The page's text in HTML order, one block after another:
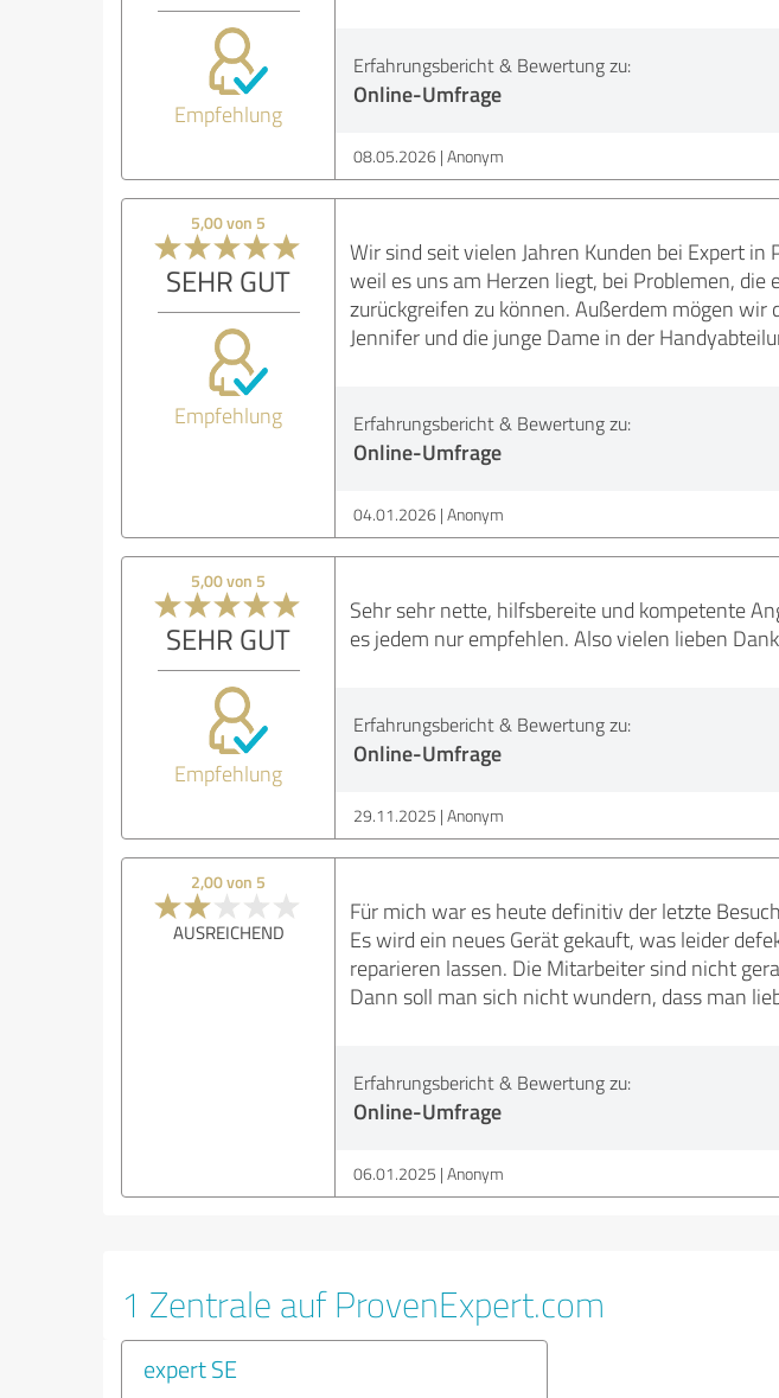
Empfehlung
Erfahrungsbericht & Bewertung zu:
Online-Umfrage
08.05.2026 Anonym
5,00 von 5
SEHR GUT
Empfehlung
Wir sind seit vielen Jahren Kunden bei Expert
weil es uns am Herzen liegt, bei Problemen,
zurückgreifen zu können. Außerdem mögen
Jennifer und die junge Dame in der
Erfahrungsbericht & Bewertung zu:
Online-Umfrage
04.01.2026 Anonym
5,00 von 5
SEHR GUT
Empfehlung
Sehr sehr nette, hilfsbereite und kompetente
es jedem nur empfehlen. Also vielen lieben
Erfahrungsbericht & Bewertung zu:
Online-Umfrage
29.11.2025 Anonym
2,00 von 5
AUSREICHEND
Für mich war es heute definitiv der letzte
Es wird ein neues Gerät gekauft, was leider
reparieren lassen. Die Mitarbeiter sind nicht
Dann soll man sich nicht wundern, dass man
Erfahrungsbericht & Bewertung zu:
Online-Umfrage
06.01.2025 Anonym
1 Zentrale auf ProvenExpert.com
expert SE